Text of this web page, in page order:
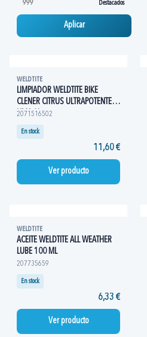
Aplicar
WELDTITE
LIMPIADOR WELDTITE BIKE
CLENER CITRUS ULTRAPOTENTE
LIMA 1L
2071516502
En stock
11,60 €
Ver producto
WELDTITE
ACEITE WELDTITE ALL WEATHER
LUBE 100 ML
207735659
En stock
6,33 €
Ver producto